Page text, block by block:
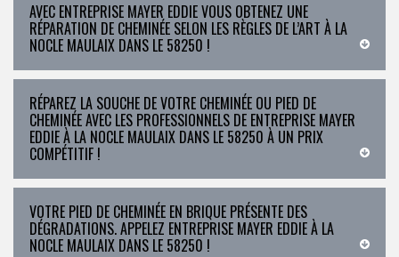
AVEC ENTREPRISE MAYER EDDIE VOUS OBTENEZ UNE
RÉPARATION DE CHEMINÉE SELON LES RÈGLES DE L’ART À LA
NOCLE MAULAIX DANS LE 58250 !
RÉPAREZ LA SOUCHE DE VOTRE CHEMINÉE OU PIED DE
CHEMINÉE AVEC LES PROFESSIONNELS DE ENTREPRISE MAYER
EDDIE À LA NOCLE MAULAIX DANS LE 58250 À UN PRIX
COMPÉTITIF !
VOTRE PIED DE CHEMINÉE EN BRIQUE PRÉSENTE DES
DÉGRADATIONS. APPELEZ ENTREPRISE MAYER EDDIE À LA
NOCLE MAULAIX DANS LE 58250 !